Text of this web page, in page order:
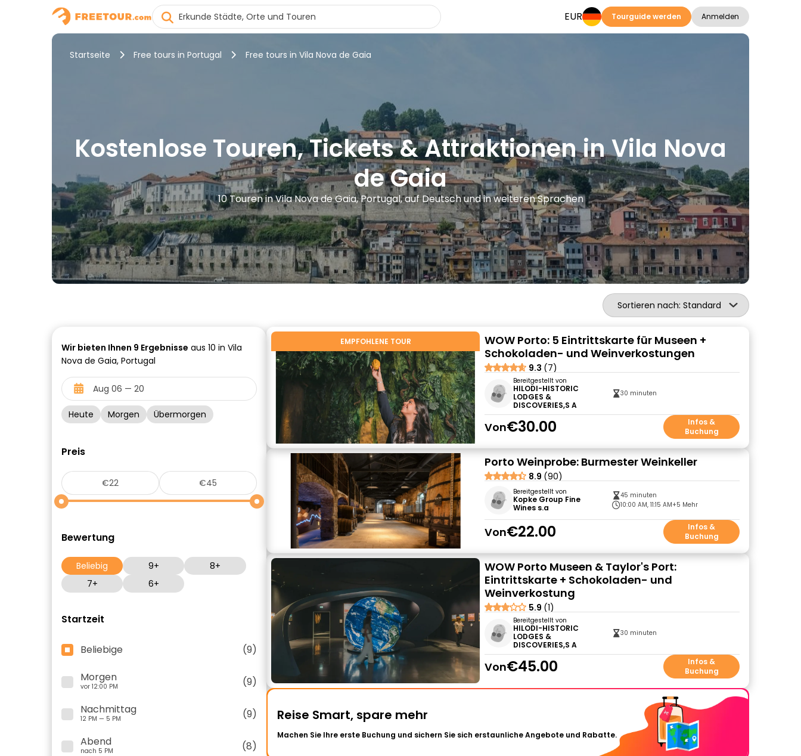
EUR Tourguide werden Anmelden
Startseite Free tours in Portugal Free tours in Vila Nova de Gaia
Kostenlose Touren, Tickets & Attraktionen in Vila Nova
de Gaia
10 Touren in Vila Nova de Gaia, Portugal, auf Deutsch und in weiteren Sprachen
Sortieren nach: Standard
Wir bieten Ihnen 9 Ergebnisse aus 10 in Vila
Nova de Gaia, Portugal
Heute Morgen Übermorgen
Preis
Bewertung
Beliebig 9+
8+
7+
6+
Startzeit
Beliebige
(9)
Morgen
vor 12:00 PM
(9)
Nachmittag
12 PM — 5 PM
(9)
Abend
nach 5 PM (8)
EMPFOHLENE TOUR
WOW Porto: 5 Eintrittskarte für Museen +
Schokoladen- und Weinverkostungen
9.3 (7)
Bereitgestellt von
HILODI-HISTORIC
LODGES &
DISCOVERIES,S A
30 minuten
Von€30.00
Infos &
Buchung
Porto Weinprobe: Burmester Weinkeller
8.9 (90)
Bereitgestellt von
Kopke Group Fine
Wines s.a
45 minuten
10:00 AM, 11:15 AM+5 Mehr
Von€22.00
Infos &
Buchung
WOW Porto Museen & Taylor's Port:
Eintrittskarte + Schokoladen- und
Weinverkostung
5.9 (1)
Bereitgestellt von
HILODI-HISTORIC
LODGES &
DISCOVERIES,S A
30 minuten
Von€45.00
Infos &
Buchung
Reise Smart, spare mehr
Machen Sie Ihre erste Buchung und sichern Sie sich erstaunliche Angebote und Rabatte.